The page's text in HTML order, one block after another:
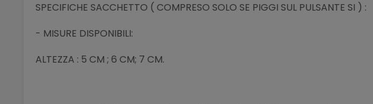
SPECIFICHE SACCHETTO ( COMPRESO SOLO SE PIGGI SUL PULSANTE SI ) :
- MISURE DISPONIBILI:
ALTEZZA : 5 CM ; 6 CM; 7 CM.